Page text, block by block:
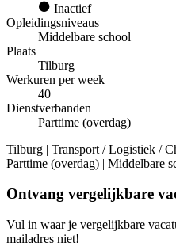
Inactief
Opleidingsniveaus
Middelbare school
Plaats
Tilburg
Werkuren per week
40
Dienstverbanden
Parttime (overdag)
Tilburg | Transport / Logistiek /
Parttime (overdag) | Middelbare
Ontvang vergelijkbare
Vul in waar je vergelijkbare
mailadres niet!